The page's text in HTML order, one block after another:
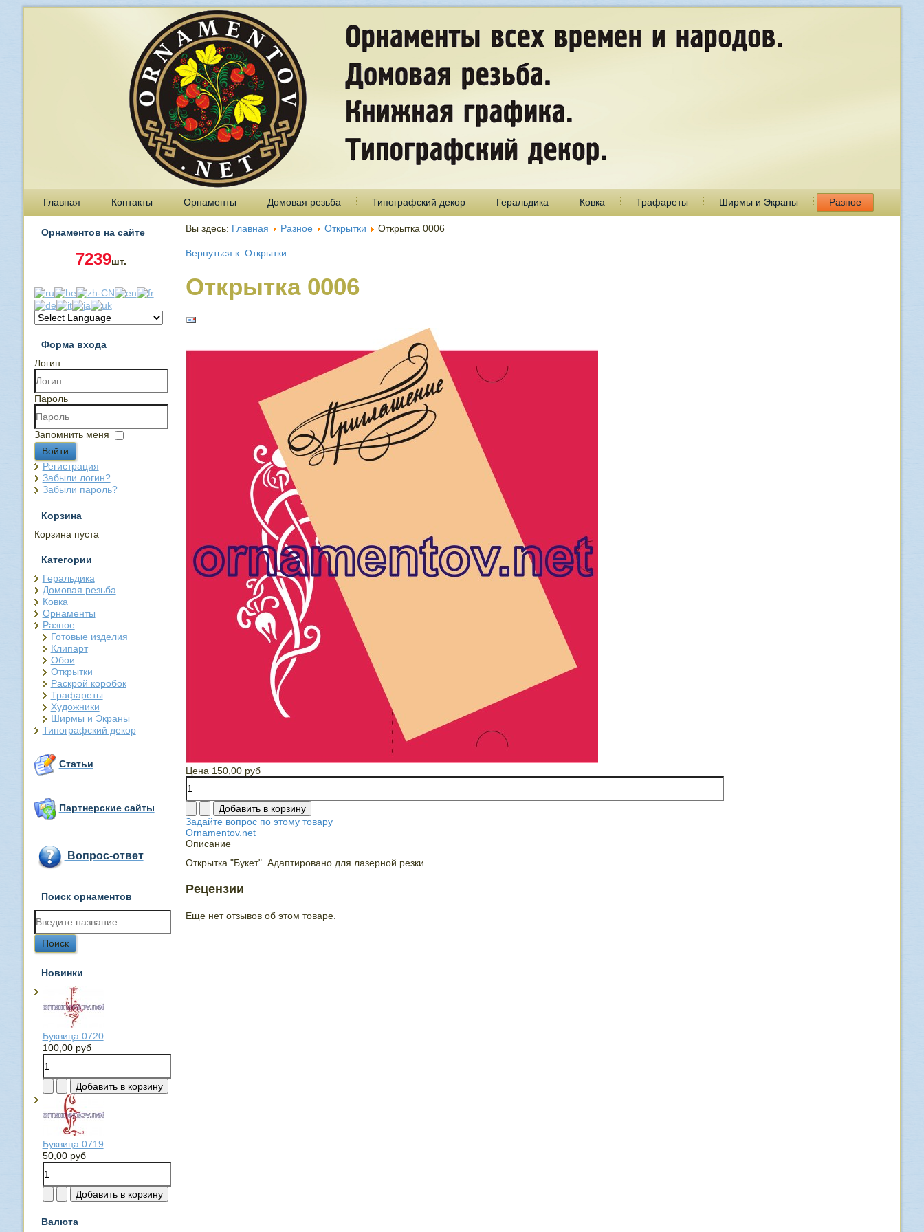
Главная Контакты Орнаменты Домовая резьба Типографский декор Геральдика Ковка Трафареты Ширмы и Экраны Разное
Орнаментов на сайте
7239шт.
Форма входа
Логин
Пароль
Запомнить меня
Войти
Регистрация
Забыли логин?
Забыли пароль?
Корзина
Корзина пуста
Категории
Геральдика
Домовая резьба
Ковка
Орнаменты
Разное
Готовые изделия
Клипарт
Обои
Открытки
Раскрой коробок
Трафареты
Художники
Ширмы и Экраны
Типографский декор
Статьи
Партнерские сайты
Вопрос-ответ
Поиск орнаментов
Новинки
Буквица 0720
100,00 руб
Буквица 0719
50,00 руб
Валюта
Вы здесь: Главная Разное Открытки Открытка 0006
Вернуться к: Открытки
Открытка 0006
Цена 150,00 руб
Задайте вопрос по этому товару
Ornamentov.net
Описание
Открытка "Букет". Адаптировано для лазерной резки.
Рецензии
Еще нет отзывов об этом товаре.